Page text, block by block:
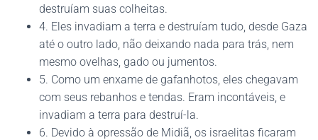
destruíam suas colheitas.
4. Eles invadiam a terra e destruíam tudo, desde Gaza
até o outro lado, não deixando nada para trás, nem
mesmo ovelhas, gado ou jumentos.
5. Como um enxame de gafanhotos, eles chegavam
com seus rebanhos e tendas. Eram incontáveis, e
invadiam a terra para destruí-la.
6. Devido à opressão de Midiã, os israelitas ficaram